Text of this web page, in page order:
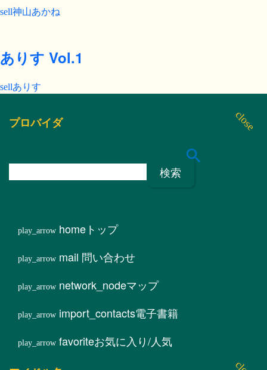
神山あかね
ありす Vol.1
ありす
プロバイダ
home トップ
mail 問い合わせ
network_nodeマップ
import_contacts電子書籍
favoriteお気に入り/人気